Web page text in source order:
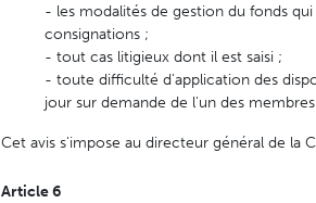
- les modalités de gestion du fonds
consignations ;
- tout cas litigieux dont il est saisi ;
- toute difficulté d'application des
jour sur demande de l'un des
Cet avis s'impose au directeur général de la
Article 6